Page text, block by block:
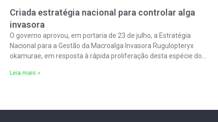
Criada estratégia nacional para controlar alga
invasora
O governo aprovou, em portaria de 23 de julho, a Estratégia
Nacional para a Gestão da Macroalga Invasora Rugulopteryx
okamurae, em resposta à rápida proliferação desta espécie do
Leia mais »